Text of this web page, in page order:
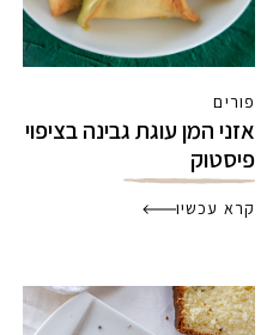
פורים
אזני המן עוגת גבינה בציפוי
פיסטוק
קרא עכשיו